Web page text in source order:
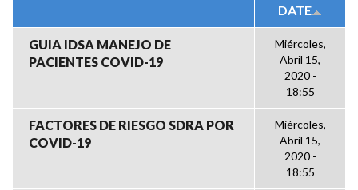
DATE
GUIA IDSA MANEJO DE
PACIENTES COVID-19
Miércoles,
Abril 15,
2020 -
18:55
FACTORES DE RIESGO SDRA POR
COVID-19
Miércoles,
Abril 15,
2020 -
18:55